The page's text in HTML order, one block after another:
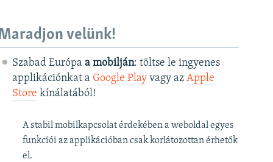
velünk!
Szabad Európa a mobilján: töltse le ingyenes
applikációnkat a Google Playvagy az Apple
Store kínálatából!
A stabil mobilkapcsolat érdekében a weboldal egyes
funkciói az applikációban csak korlátozottan érhetők
el.